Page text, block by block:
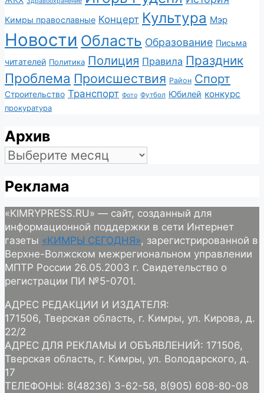
Кимры православные Концерт Культура Мэр
Новости Область Образование Письма
читателей Политика Полиция Правила Праздник
Проблема Происшествия Район Спорт
Строительство Транспорт Фото Футбол Юбилей конкурс
прокуратура
Архив
Архив
Реклама
«KIMRYPRESS.RU» — сайт, созданный для
информационной поддержки в сети Интернет
газеты «КИМРЫ СЕГОДНЯ», зарегистрированной в
Верхне-Волжском межрегиональном управлении
МПТР России 26.05.2003 г. Свидетельство о
регистрации ПИ №5-0701.
АДРЕС РЕДАКЦИИ И ИЗДАТЕЛЯ:
171506, Тверская область, г. Кимры, ул. Кирова, д.
22/2
АДРЕС ДЛЯ РЕКЛАМЫ И ОБЪЯВЛЕНИЙ: 171506,
Тверская область, г. Кимры, ул. Володарского, д.
17
ТЕЛЕФОНЫ: 8(48236) 3-62-58, 8(905) 608-80-08